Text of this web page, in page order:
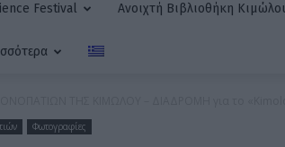
Festival Ανοιχτή Βιβλιοθήκη
Φωτογραφίες